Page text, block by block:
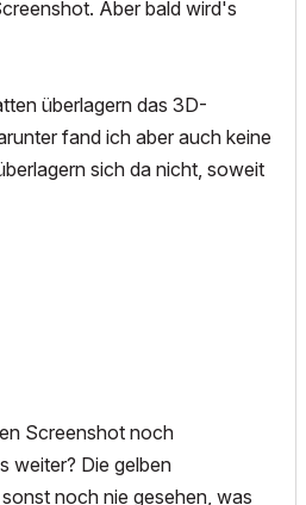
Aber bald wird's
überlagern das 3D-
fand ich aber auch keine
sich da nicht, soweit
Screenshot noch
weiter? Die gelben
noch nie gesehen, was